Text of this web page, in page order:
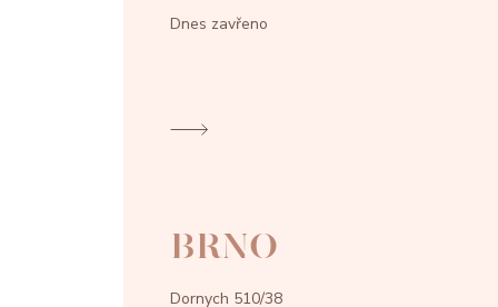
Dnes zavřeno
BRNO
Dornych 510/38